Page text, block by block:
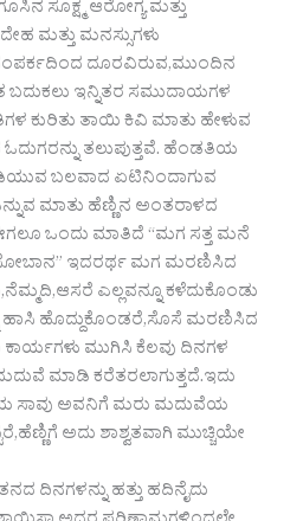
ಸೂಕ್ಷ್ಮ ಆರೋಗ್ಯ ಮತ್ತು
ಮತ್ತು ಮನಸ್ಸುಗಳು
ದೂರವಿರುವ,ಮುಂದಿನ
ಇನ್ನಿತರ ಸಮುದಾಯಗಳ
ಕುರಿತು ತಾಯಿ ಕಿವಿ ಮಾತು ಹೇಳುವ
ತಲುಪುತ್ತವೆ. ಹೆಂಡತಿಯ
ಬಲವಾದ ಏಟಿನಿಂದಾಗುವ
ಮಾತು ಹೆಣ್ಣಿನ ಅಂತರಾಳದ
ಒಂದು ಮಾತಿದೆ “ಮಗ ಸತ್ತ ಮನೆ
ಇದರರ್ಥ ಮಗ ಮರಣಿಸಿದ
ಎಲ್ಲವನ್ನೂ ಕಳೆದುಕೊಂಡು
ಹಾಸಿ ಹೊದ್ದುಕೊಂಡರೆ,ಸೊಸೆ ಮರಣಿಸಿದ
ಮುಗಿಸಿ ಕೆಲವು ದಿನಗಳ
ಮಾಡಿ ಕರೆತರಲಾಗುತ್ತದೆ.ಇದು
ಸಾವು ಅವನಿಗೆ ಮರು ಮದುವೆಯ
ಅದು ಶಾಶ್ವತವಾಗಿ ಮುಚ್ಚಿಯೇ
ದಿನಗಳನ್ನು ಹತ್ತು ಹದಿನೈದು